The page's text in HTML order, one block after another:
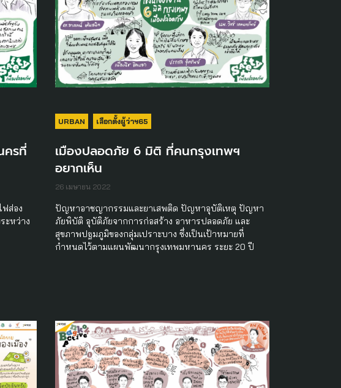
ครที่
ฟส่อง
ะหว่าง
URBAN เลือกตั้งผู้ว่าฯ65
เมืองปลอดภัย 6 มิติ ที่คนกรุงเทพฯ
อยากเห็น
26 เมษายน 2022
ปัญหาอาชญากรรมและยาเสพติด ปัญหาอุบัติเหตุ ปัญหา
ภัยพิบัติ อุบัติภัยจากการก่อสร้าง อาหารปลอดภัย และ
สุขภาพปฐมภูมิของกลุ่มเปราะบาง ซึ่งเป็นเป้าหมายที่
กำหนดไว้ตามแผนพัฒนากรุงเทพมหานคร ระยะ 20 ปี